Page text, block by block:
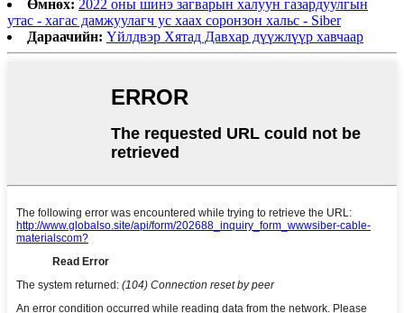
Өмнөх: 2022 оны шинэ загварын халуун газардуулгын
утас - хагас дамжуулагч ус хаах соронзон хальс - Siber
Дараачийн: Үйлдвэр Хятад Давхар дүүжлүүр хавчаар